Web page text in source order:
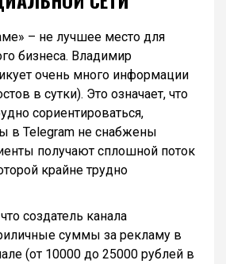
– не лучшее место для
бизнеса. Владимир
очень много информации
в сутки). Это означает, что
сориентироваться,
в Telegram не снабжены
получают сплошной поток
крайне трудно
создатель канала
суммы за рекламу в
(от 10000 до 25000 рублей в